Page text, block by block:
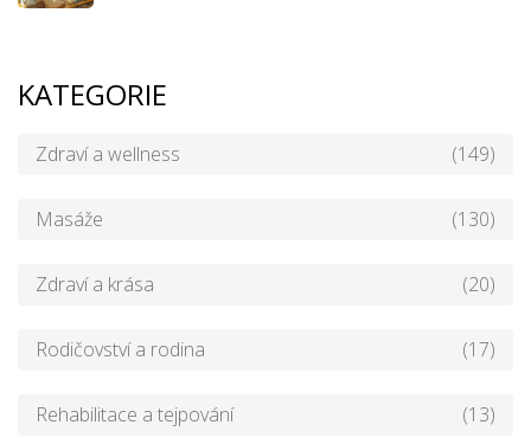
KATEGORIE
Zdraví a wellness (149)
Masáže (130)
Zdraví a krása (20)
Rodičovství a rodina (17)
Rehabilitace a tejpování (13)